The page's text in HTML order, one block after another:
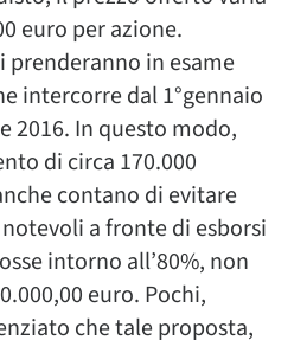
euro per azione.
in esame
intercorre dal 1°gennaio
2016. In questo modo,
di circa 170.000
contano di evitare
a fronte di esborsi
intorno all’80%, non
euro. Pochi,
che tale proposta,